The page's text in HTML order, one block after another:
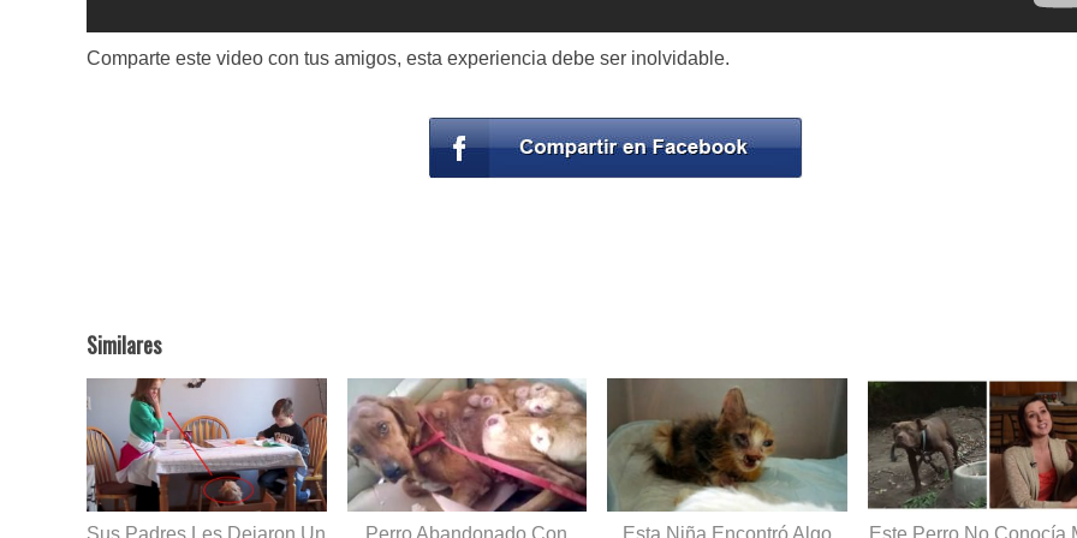
Comparte este video con tus amigos, esta experiencia debe ser inolvidable.
Similares